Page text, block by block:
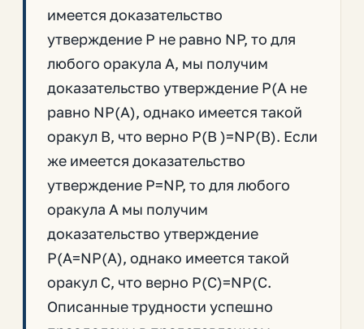
имеется доказательство
утверждение P не равно NP, то для
любого оракула A, мы получим
доказательство утверждение P(A не
равно NP(A), однако имеется такой
оракул B, что верно P(B )=NP(B). Если
же имеется доказательство
утверждение P=NP, то для любого
оракула A мы получим
доказательство утверждение
P(A=NP(A), однако имеется такой
оракул C, что верно P(C)=NP(C.
Описанные трудности успешно